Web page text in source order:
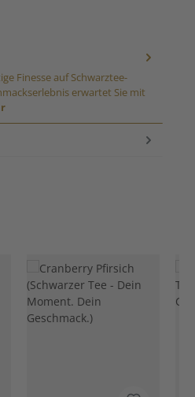
Finesse auf Schwarztee-
erwartet Sie mit